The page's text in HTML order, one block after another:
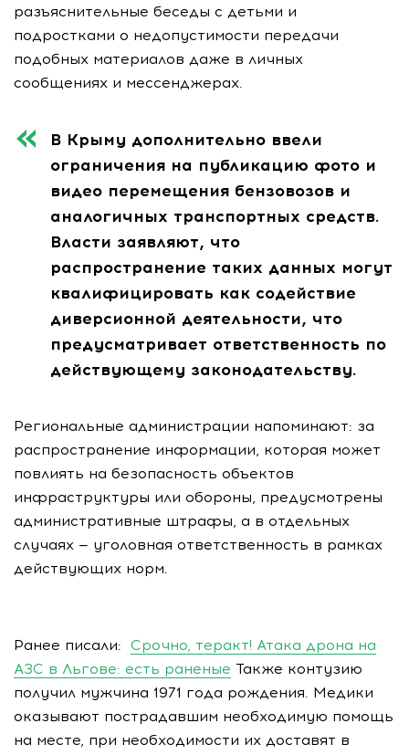
разъяснительные беседы с детьми и
подростками о недопустимости передачи
подобных материалов даже в личных
сообщениях и мессенджерах.
В Крыму дополнительно ввели
ограничения на публикацию фото и
видео перемещения бензовозов и
аналогичных транспортных средств.
Власти заявляют, что
распространение таких данных могут
квалифицировать как содействие
диверсионной деятельности, что
предусматривает ответственность по
действующему законодательству.
Региональные администрации напоминают: за
распространение информации, которая может
повлиять на безопасность объектов
инфраструктуры или обороны, предусмотрены
административные штрафы, а в отдельных
случаях — уголовная ответственность в рамках
действующих норм.
Ранее писали: Срочно, теракт! Атака дрона на
АЗС в Льгове: есть раненые Также контузию
получил мужчина 1971 года рождения. Медики
оказывают пострадавшим необходимую помощь
на месте, при необходимости их доставят в